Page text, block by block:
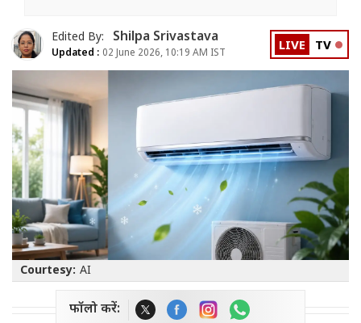
Edited By: Shilpa Srivastava
Updated : 02 June 2026, 10:19 AM IST LIVE TV
Courtesy: AI
फॉलो करें: